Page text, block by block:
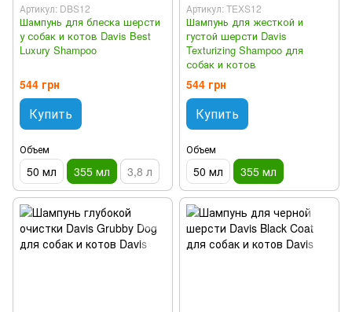
Артикул: DBS12
Шампунь для блеска шерсти
у собак и котов Davis Best
Luxury Shampoo
544 грн
Купить
Объем
50 мл 355 мл 3,8 л
Артикул: TEXS12
Шампунь для жесткой и
густой шерсти Davis
Texturizing Shampoo для
собак и котов
544 грн
Купить
Объем
50 мл 355 мл